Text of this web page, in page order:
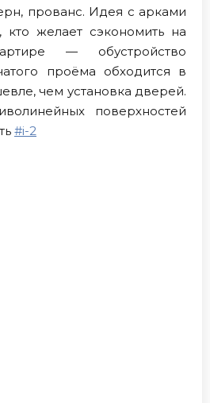
прованс. Идея с арками
кто желает сэкономить на
— обустройство
проёма обходится в
чем установка дверей.
поверхностей
#i-2